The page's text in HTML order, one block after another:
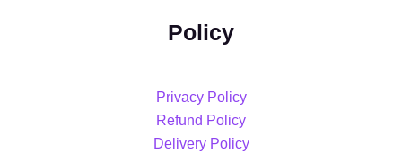
Policy
Privacy Policy
Refund Policy
Delivery Policy